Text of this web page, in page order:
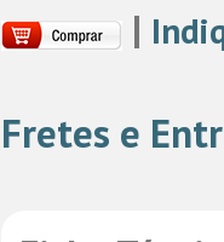
|
Fretes e